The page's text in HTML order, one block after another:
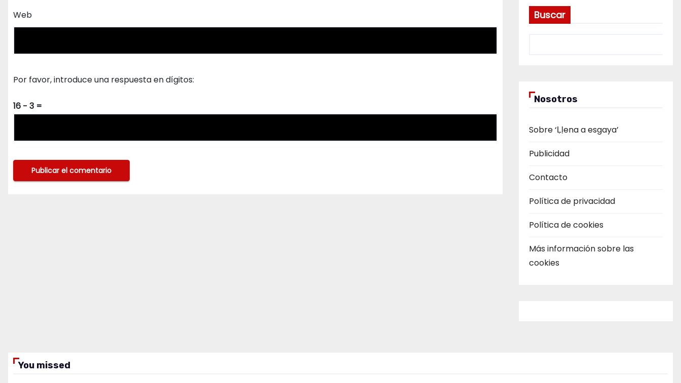
Web
Por favor, introduce una respuesta en dígitos:
16 − 3 =
Buscar
Nosotros
Sobre ‘Ḷḷena a esgaya’
Publicidad
Contacto
Política de privacidad
Política de cookies
Más información sobre las
cookies
You missed